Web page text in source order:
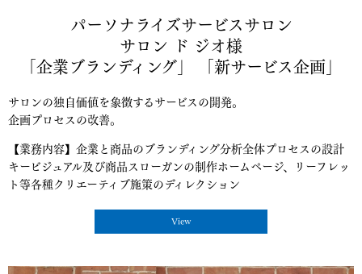
パーソナライズサービスサロン
サロン ド ジオ様
「企業ブランディング」 「新サービス企画」
サロンの独自価値を象徴するサービスの開発。
企画プロセスの改善。
【業務内容】企業と商品のブランディング分析全体プロセスの設計
キービジュアル及び商品スローガンの制作ホームページ、リーフレッ
ト等各種クリエーティブ施策のディレクション
View